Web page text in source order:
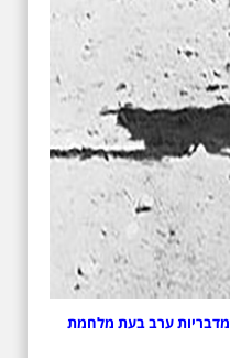
ערב בעת מלחמת